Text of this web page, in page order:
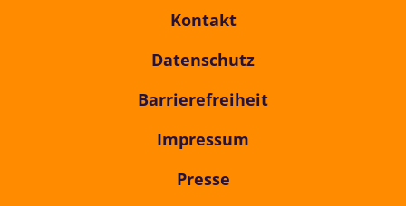
Kontakt
Datenschutz
Barrierefreiheit
Impressum
Presse